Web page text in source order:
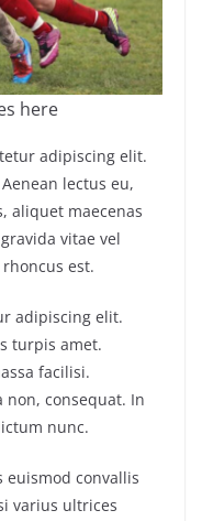
here
adipiscing elit.
lectus eu,
aliquet maecenas
vitae vel
est.
adipiscing elit.
turpis amet.
facilisi.
consequat. In
nunc.
euismod convallis
varius ultrices